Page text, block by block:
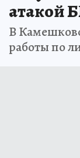
атакой
В
работы по